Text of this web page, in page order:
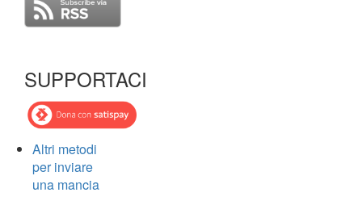
SUPPORTACI
Altri metodi
per inviare
una mancia